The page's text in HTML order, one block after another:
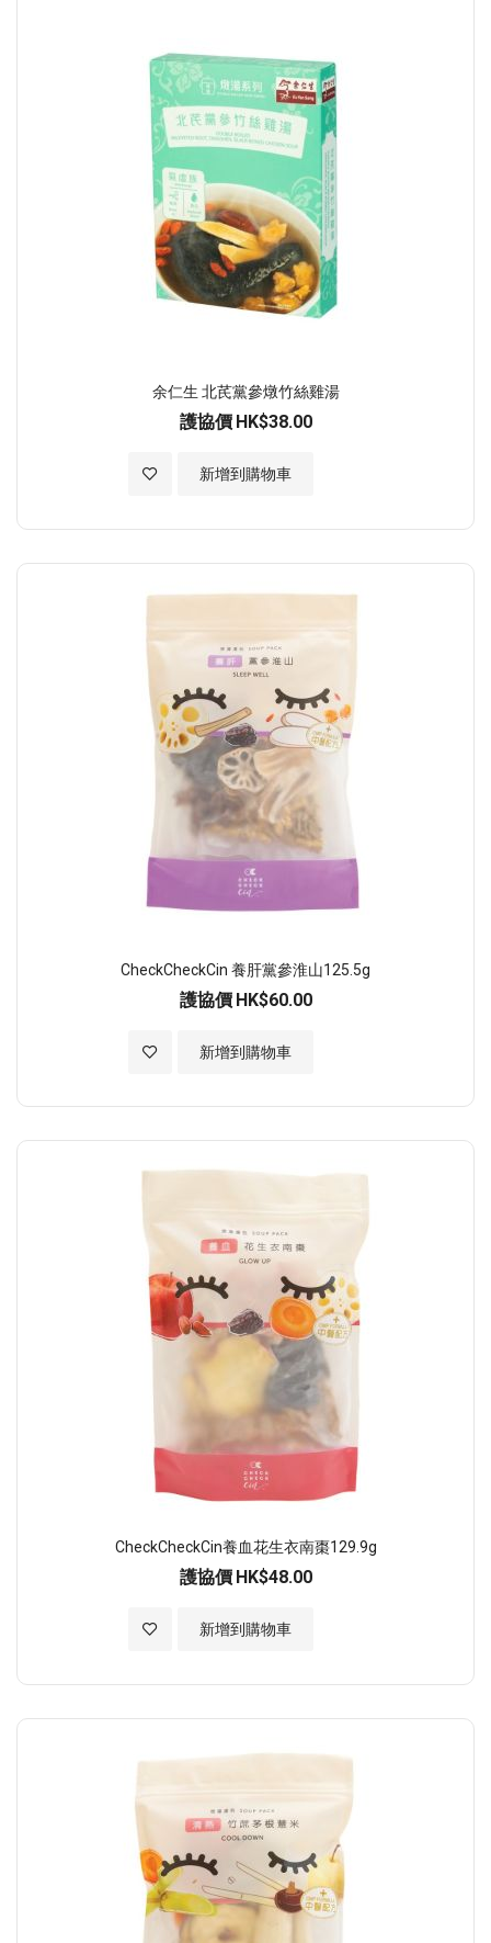
余仁生 北芪黨參燉竹絲雞湯
護協價 HK$38.00
新增到購物車
加入至願望清單
CheckCheckCin 養肝黨參淮山125.5g
護協價 HK$60.00
新增到購物車
加入至願望清單
CheckCheckCin養血花生衣南棗129.9g
護協價 HK$48.00
新增到購物車
加入至願望清單